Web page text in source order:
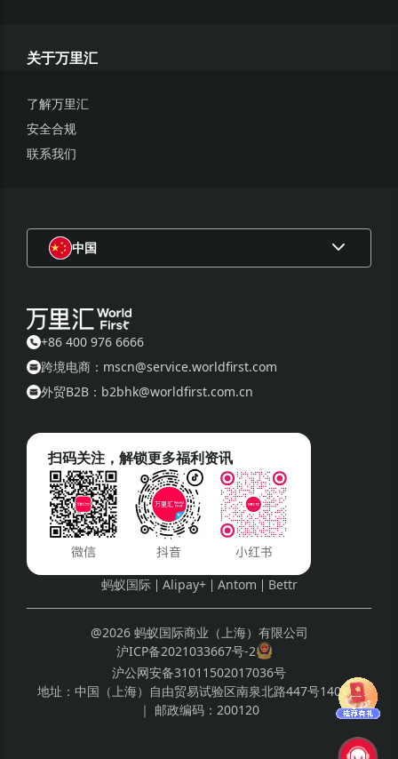
关于万里汇
了解万里汇
安全合规
联系我们
中国
+86 400 976 6666
跨境电商：mscn@service.worldfirst.com
外贸B2B：b2bhk@worldfirst.com.cn
扫码关注，解锁更多福利资讯
蚂蚁国际 Alipay+ Antom Bettr
@2026 蚂蚁国际商业（上海）有限公司
沪ICP备2021033667号-2
沪公网安备31011502017036号
地址： 中国（上海）自由贸易试验区南泉北路447号1408室
｜ 邮政编码： 200120